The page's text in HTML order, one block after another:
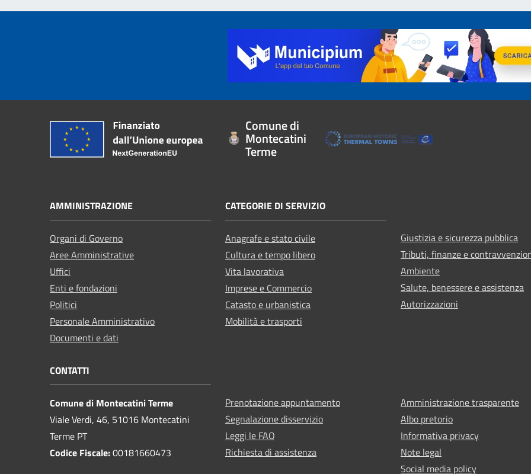
Comune di
Montecatini
Terme
AMMINISTRAZIONE
Organi di Governo
Aree Amministrative
Uffici
Enti e fondazioni
Politici
Personale Amministrativo
Documenti e dati
CATEGORIE DI SERVIZIO
Anagrafe e stato civile
Cultura e tempo libero
Vita lavorativa
Imprese e Commercio
Catasto e urbanistica
Mobilità e trasporti
Giustizia e sicurezza pubblica
Tributi, finanze e
Ambiente
Salute, benessere e assistenza
Autorizzazioni
CONTATTI
Comune di Montecatini Terme
Viale Verdi, 46, 51016 Montecatini
Terme PT
Codice Fiscale:00181660473
Prenotazione appuntamento
Segnalazione disservizio
Leggi le FAQ
Richiesta di assistenza
Amministrazione trasparente
Albo pretorio
Informativa privacy
Note legal
Social media policy